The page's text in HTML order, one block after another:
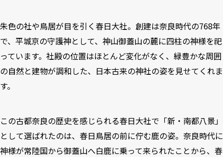
朱色の社や鳥居が目を引く春日大社。創建は奈良時代の768年
で、平城京の守護神として、神山御蓋山の麓に四柱の神様を祀
っています。社殿の位置はほとんど変化がなく、緑豊かな周囲
の自然と建物が調和した、日本古来の神社の姿を見せてくれま
す。
この古都奈良の歴史を感じられる春日大社で「新・南都八景」
として選ばれたのは、春日鳥居の前に佇む鹿の姿。奈良時代に
神様が常陸国から御蓋山へ白鹿に乗って来られたことから、春